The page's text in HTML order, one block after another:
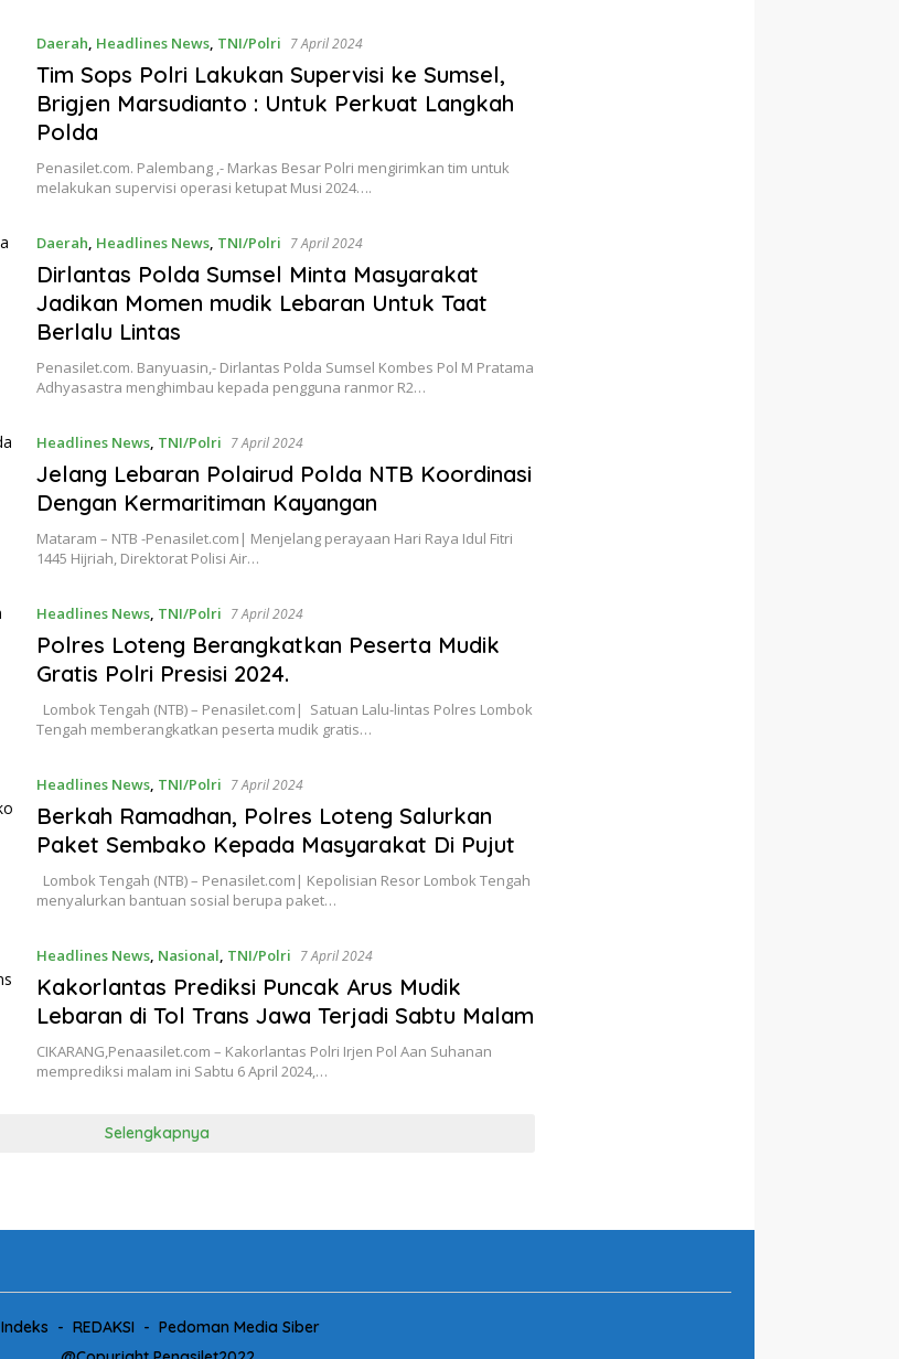
Daerah, Headlines News, TNI/Polri 7 April 2024
Tim Sops Polri Lakukan Supervisi ke Sumsel,
Brigjen Marsudianto : Untuk Perkuat Langkah
Polda
Penasilet.com. Palembang ,- Markas Besar Polri mengirimkan tim untuk
melakukan supervisi operasi ketupat Musi 2024….
Daerah, Headlines News, TNI/Polri 7 April 2024
Dirlantas Polda Sumsel Minta Masyarakat
Jadikan Momen mudik Lebaran Untuk Taat
Berlalu Lintas
Penasilet.com. Banyuasin,- Dirlantas Polda Sumsel Kombes Pol M Pratama
Adhyasastra menghimbau kepada pengguna ranmor R2…
Headlines News, TNI/Polri 7 April 2024
Jelang Lebaran Polairud Polda NTB Koordinasi
Dengan Kermaritiman Kayangan
Mataram – NTB -Penasilet.com| Menjelang perayaan Hari Raya Idul Fitri
1445 Hijriah, Direktorat Polisi Air…
Headlines News, TNI/Polri 7 April 2024
Polres Loteng Berangkatkan Peserta Mudik
Gratis Polri Presisi 2024.
Lombok Tengah (NTB) – Penasilet.com| Satuan Lalu-lintas Polres Lombok
Tengah memberangkatkan peserta mudik gratis…
Headlines News, TNI/Polri 7 April 2024
Berkah Ramadhan, Polres Loteng Salurkan
Paket Sembako Kepada Masyarakat Di Pujut
Lombok Tengah (NTB) – Penasilet.com| Kepolisian Resor Lombok Tengah
menyalurkan bantuan sosial berupa paket…
Headlines News, Nasional, TNI/Polri 7 April 2024
Kakorlantas Prediksi Puncak Arus Mudik
Lebaran di Tol Trans Jawa Terjadi Sabtu Malam
CIKARANG,Penaasilet.com – Kakorlantas Polri Irjen Pol Aan Suhanan
memprediksi malam ini Sabtu 6 April 2024,…
Selengkapnya
Indeks REDAKSI
Pedoman Media Siber